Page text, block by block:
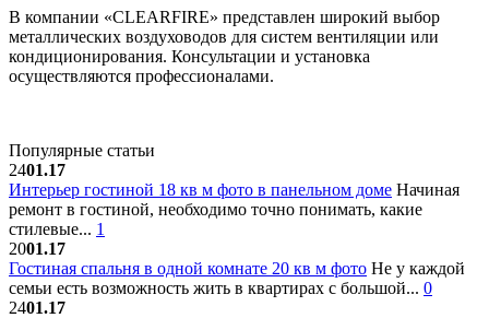
В компании «CLEARFIRE» представлен широкий выбор
металлических воздуховодов для систем вентиляции или
кондиционирования. Консультации и установка
осуществляются профессионалами.
Популярные статьи
2401.17
Интерьер гостиной 18 кв м фото в панельном доме Начиная
ремонт в гостиной, необходимо точно понимать, какие
стилевые... 1
2001.17
Гостиная спальня в одной комнате 20 кв м фото Не у каждой
семьи есть возможность жить в квартирах с большой... 0
2401.17